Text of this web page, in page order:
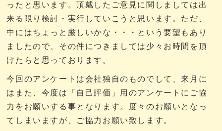
ったと思います。頂戴したご意見に関しましては出
来る限り検討・実行していこうと思います。ただ、
中にはちょっと厳しいかな・・・という要望もあり
ましたので、その件につきましては少々お時間を頂
けたらと思っております。
今回のアンケートは会社独自のものでして、来月に
はまた、今度は「自己評価」用のアンケートにご協
力をお願いする事となります。度々のお願いとなっ
てしまいますが、ご協力お願い致します。